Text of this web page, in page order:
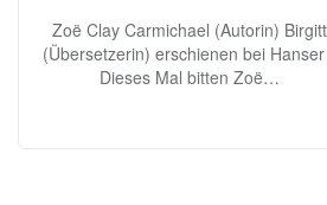
Zoë Clay Carmichael (Autorin)
(Übersetzerin) erschienen bei
Dieses Mal bitten Zoë…